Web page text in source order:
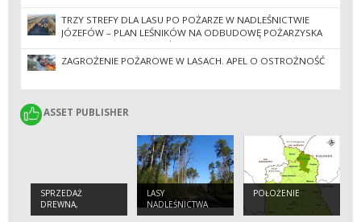
TRZY STREFY DLA LASU PO POŻARZE W NADLEŚNICTWIE
JÓZEFÓW – PLAN LEŚNIKÓW NA ODBUDOWĘ POŻARZYSKA
ZNISZCZONEGO PRZEZ ŻYWIOŁ.
ZAGROŻENIE POŻAROWE W LASACH. APEL O OSTROŻNOŚĆ
ASSET PUBLISHER
ASSET PUBLISHER
SPRZEDAŻ
DREWNA,
CHOINEK I
LASY
NADLEŚNICTWA
BIAŁA PODLASKA
POŁOŻENIE